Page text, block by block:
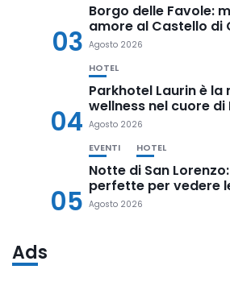
03
Borgo delle Favole:
amore al Castello di
Agosto 2026
04
HOTEL
Parkhotel Laurin è la
wellness nel cuore di
Agosto 2026
05
EVENTI HOTEL
Notte di San
perfette per vedere
Agosto 2026
Ads